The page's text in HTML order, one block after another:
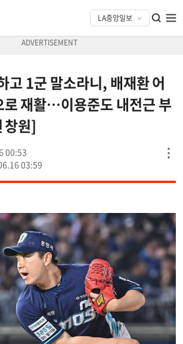
고 1군 말소라니, 배재환 어
로 재활…이용준도 내전근 부
창원]
00:53
03:59